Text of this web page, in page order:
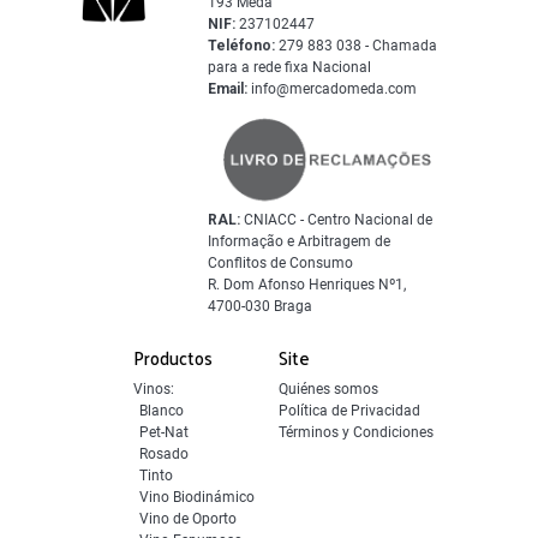
Productos
Vinos:
Blanco
Pet-Nat
Rosado
Tinto
Vino Biodinámico
Vino de Oporto
Site
Quiénes somos
Política de Privacidad
Términos y Condiciones
NIF: 237102447
Teléfono: 279 883 038 - Chamada
para a rede fixa Nacional
Email: info@mercadomeda.com
RAL: CNIACC - Centro Nacional de
Informação e Arbitragem de
Conflitos de Consumo
R. Dom Afonso Henriques Nº1,
4700-030 Braga